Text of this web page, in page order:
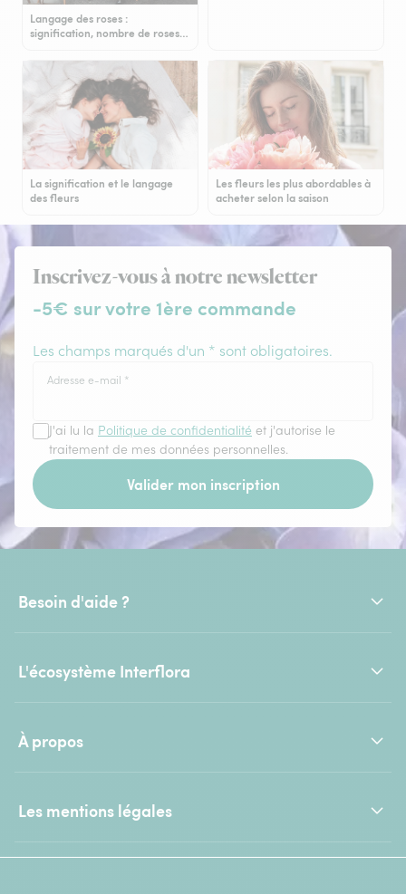
Langage des roses :
signification, nombre de roses…
La signification et le langage
des fleurs
Les fleurs les plus abordables à
acheter selon la saison
Inscrivez-vous à notre newsletter
-5€ sur votre 1ère commande
Les champs marqués d'un * sont obligatoires.
Adresse e-mail *
J'ai lu la Politique de confidentialité et j'autorise le
traitement de mes données personnelles.
Valider mon inscription
Besoin d'aide ?
L'écosystème Interflora
À propos
Les mentions légales